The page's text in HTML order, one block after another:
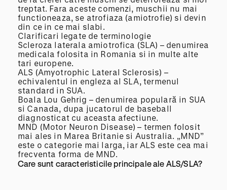
treptat. Fara aceste comenzi, muschii nu mai
functioneaza, se atrofiaza (amiotrofie) si devin
din ce in ce mai slabi.
Clarificari legate de terminologie
Scleroza laterala amiotrofica (SLA) – denumirea
medicala folosita in Romania si in multe alte
tari europene.
ALS (Amyotrophic Lateral Sclerosis) –
echivalentul in engleza al SLA, termenul
standard in SUA.
Boala Lou Gehrig – denumirea populară in SUA
si Canada, dupa jucatorul de baseball
diagnosticat cu aceasta afectiune.
MND (Motor Neuron Disease) – termen folosit
mai ales in Marea Britanie si Australia. „MND”
este o categorie mai larga, iar ALS este cea mai
frecventa forma de MND.
Care sunt caracteristicile principale ale ALS/SLA?